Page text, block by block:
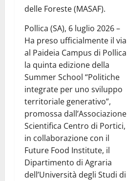
delle Foreste (MASAF).
Pollica (SA), 6 luglio 2026 –
Ha preso ufficialmente il via
al Paideia Campus di Pollica
la quinta edizione della
Summer School “Politiche
integrate per uno sviluppo
territoriale generativo”,
promossa dall’Associazione
Scientifica Centro di Portici,
in collaborazione con il
Future Food Institute, il
Dipartimento di Agraria
dell’Università degli Studi di